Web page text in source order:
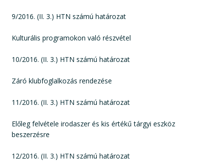
9/2016. (II. 3.) HTN számú határozat
Kulturális programokon való részvétel
10/2016. (II. 3.) HTN számú határozat
Záró klubfoglalkozás rendezése
11/2016. (II. 3.) HTN számú határozat
Előleg felvétele irodaszer és kis értékű tárgyi eszköz
beszerzésre
12/2016. (II. 3.) HTN számú határozat